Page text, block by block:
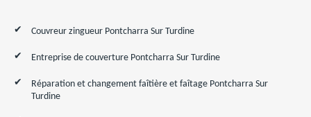
Couvreur zingueur Pontcharra Sur Turdine
Entreprise de couverture Pontcharra Sur Turdine
Réparation et changement faîtière et faîtage Pontcharra Sur
Turdine